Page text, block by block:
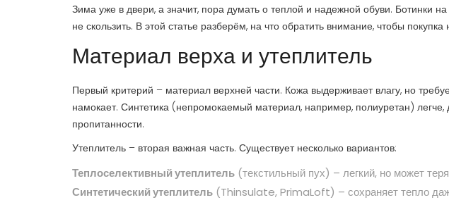
Зима уже в двери, а значит, пора думать о теплой и надежной обуви. Ботинки
не скользить. В этой статье разберём, на что обратить внимание, чтобы
Материал верха и утеплитель
Первый критерий – материал верхней части. Кожа выдерживает влагу, но
намокает. Синтетика (непромокаемый материал, например, полиуретан) легче,
пропитанности.
Утеплитель – вторая важная часть. Существует несколько вариантов:
Теплоселективный утеплитель (текстильный пух) – легкий, но может
Синтетический утеплитель (Thinsulate, PrimaLoft) – сохраняет тепло